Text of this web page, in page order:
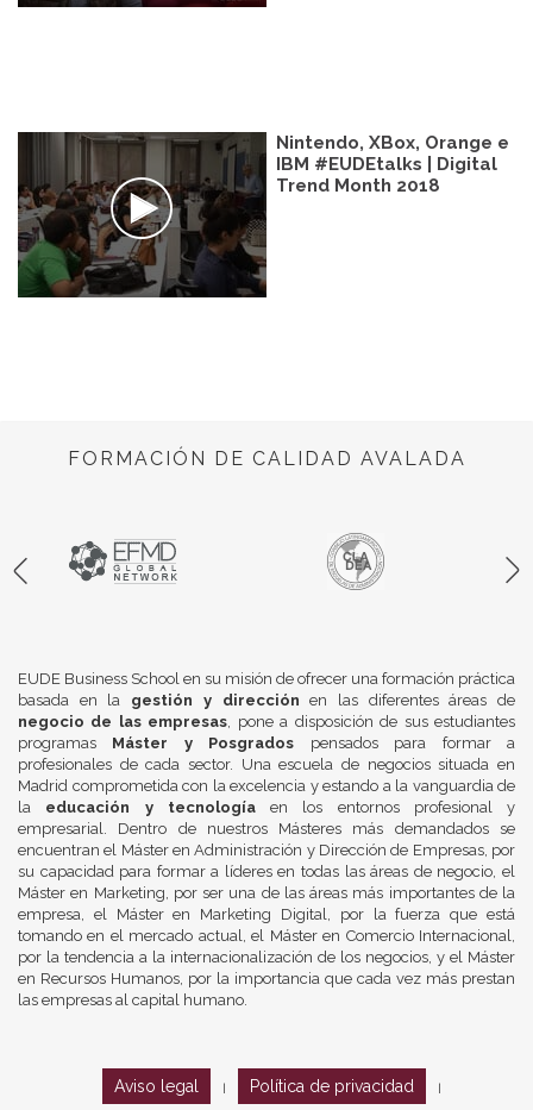
Nintendo, XBox, Orange e
IBM #EUDEtalks | Digital
Trend Month 2018
FORMACIÓN DE CALIDAD AVALADA
EUDE Business School en su misión de ofrecer una formación práctica
basada en la gestión y dirección en las diferentes áreas de
negocio de las empresas , pone a disposición de sus estudiantes
programas Máster y Posgrados pensados para formar a
profesionales de cada sector. Una escuela de negocios situada en
Madrid comprometida con la excelencia y estando a la vanguardia de
la educación y tecnologíaen los entornos profesional y
empresarial. Dentro de nuestros Másteres más demandados se
encuentran el Máster en Administración y Dirección de Empresas, por
su capacidad para formar a líderes en todas las áreas de negocio, el
Máster en Marketing, por ser una de las áreas más importantes de la
empresa, el Máster en Marketing Digital, por la fuerza que está
tomando en el mercado actual, el Máster en Comercio Internacional,
por la tendencia a la internacionalización de los negocios, y el Máster
en Recursos Humanos, por la importancia que cada vez más prestan
las empresas al capital humano.
Aviso legal Política de privacidad